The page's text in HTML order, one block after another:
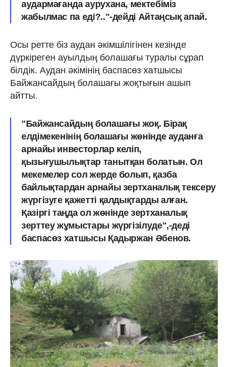
аудармағанда аурухана, мектебіміз
жабылмас па еді?.."-дейді Айтаңсық апай.
Осы ретте біз аудан әкімшілігінен кезінде
дүркіреген ауылдың болашағы туралы сұрап
білдік. Аудан әкімінің баспасөз хатшысы
Байжансайдың болашағы жоқтығын ашып
айтты.
"Байжансайдың болашағы жоқ. Бірақ
елдімекенінің болашағы жөнінде ауданға
арнайы инвесторлар келіп,
қызығушылықтар танытқан болатын. Ол
мекемелер сол жерде болып, қазба
байлықтардан арнайы зертханалық тексеру
жүргізуге қажетті қалдықтарды алған.
Қазіргі таңда ол жөнінде зертханалық
зерттеу жұмыстары жүргізілуде",-деді
баспасөз хатшысы Қадыржан Әбенов.